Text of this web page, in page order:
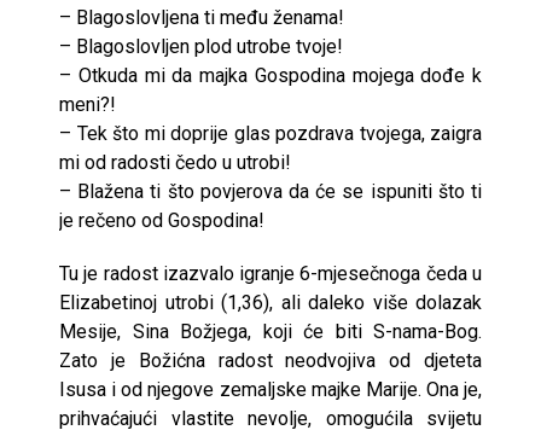
– Blagoslovljena ti među ženama!
– Blagoslovljen plod utrobe tvoje!
– Otkuda mi da majka Gospodina mojega dođe k
meni?!
– Tek što mi doprije glas pozdrava tvojega, zaigra
mi od radosti čedo u utrobi!
– Blažena ti što povjerova da će se ispuniti što ti
je rečeno od Gospodina!
Tu je radost izazvalo igranje 6-mjesečnoga čeda u
Elizabetinoj utrobi (1,36), ali daleko više dolazak
Mesije, Sina Božjega, koji će biti S-nama-Bog.
Zato je Božićna radost neodvojiva od djeteta
Isusa i od njegove zemaljske majke Marije. Ona je,
prihvaćajući vlastite nevolje, omogućila svijetu